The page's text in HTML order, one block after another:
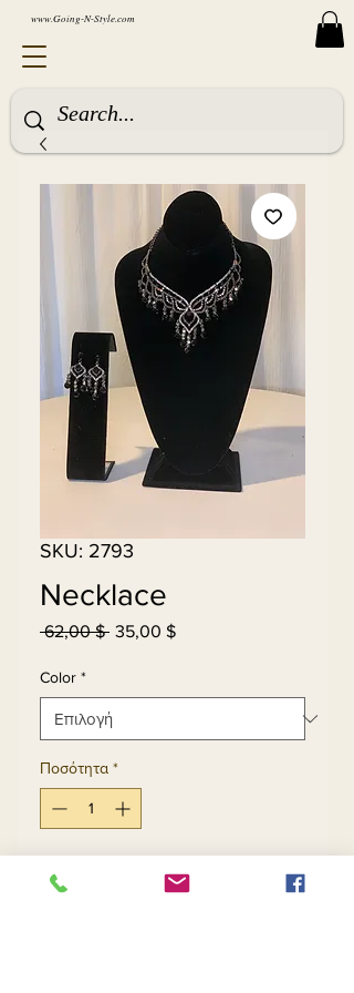
www.Going-N-Style.com
SKU: 2793
Necklace
62,00 $ Κανονική
35,00 $Τιμή
Color *
Ποσότητα *
Προσθήκη στο καλάθι